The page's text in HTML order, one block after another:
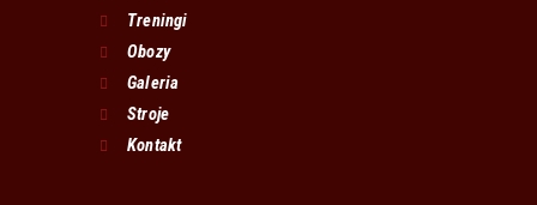
Treningi
Obozy
Galeria
Stroje
Kontakt